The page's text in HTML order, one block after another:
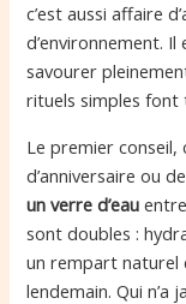
c’est aussi affaire
d’environnement.
savourer
rituels simples font
Le premier conseil,
d’anniversaire ou
un verre d’eau
sont doubles :
un rempart naturel
lendemain. Qui n’a